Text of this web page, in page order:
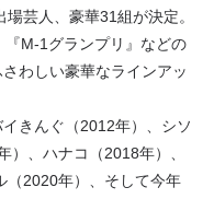
芸人、豪華31組が決定。
M-1グランプリ』などの
わしい豪華なラインアッ
きんぐ（2012年）、シソ
）、ハナコ（2018年）、
（2020年）、そして今年